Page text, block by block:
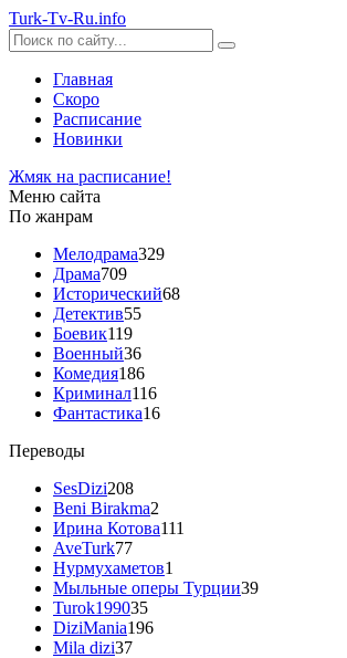
Turk-Tv-Ru.info
Главная
Скоро
Расписание
Новинки
Жмяк на расписание!
Меню сайта
По жанрам
Мелодрама329
Драма709
Исторический68
Детектив55
Боевик119
Военный36
Комедия186
Криминал116
Фантастика16
Переводы
SesDizi208
Beni Birakma2
Ирина Котова111
AveTurk77
Нурмухаметов1
Мыльные оперы Турции39
Turok199035
DiziMania196
Mila dizi37